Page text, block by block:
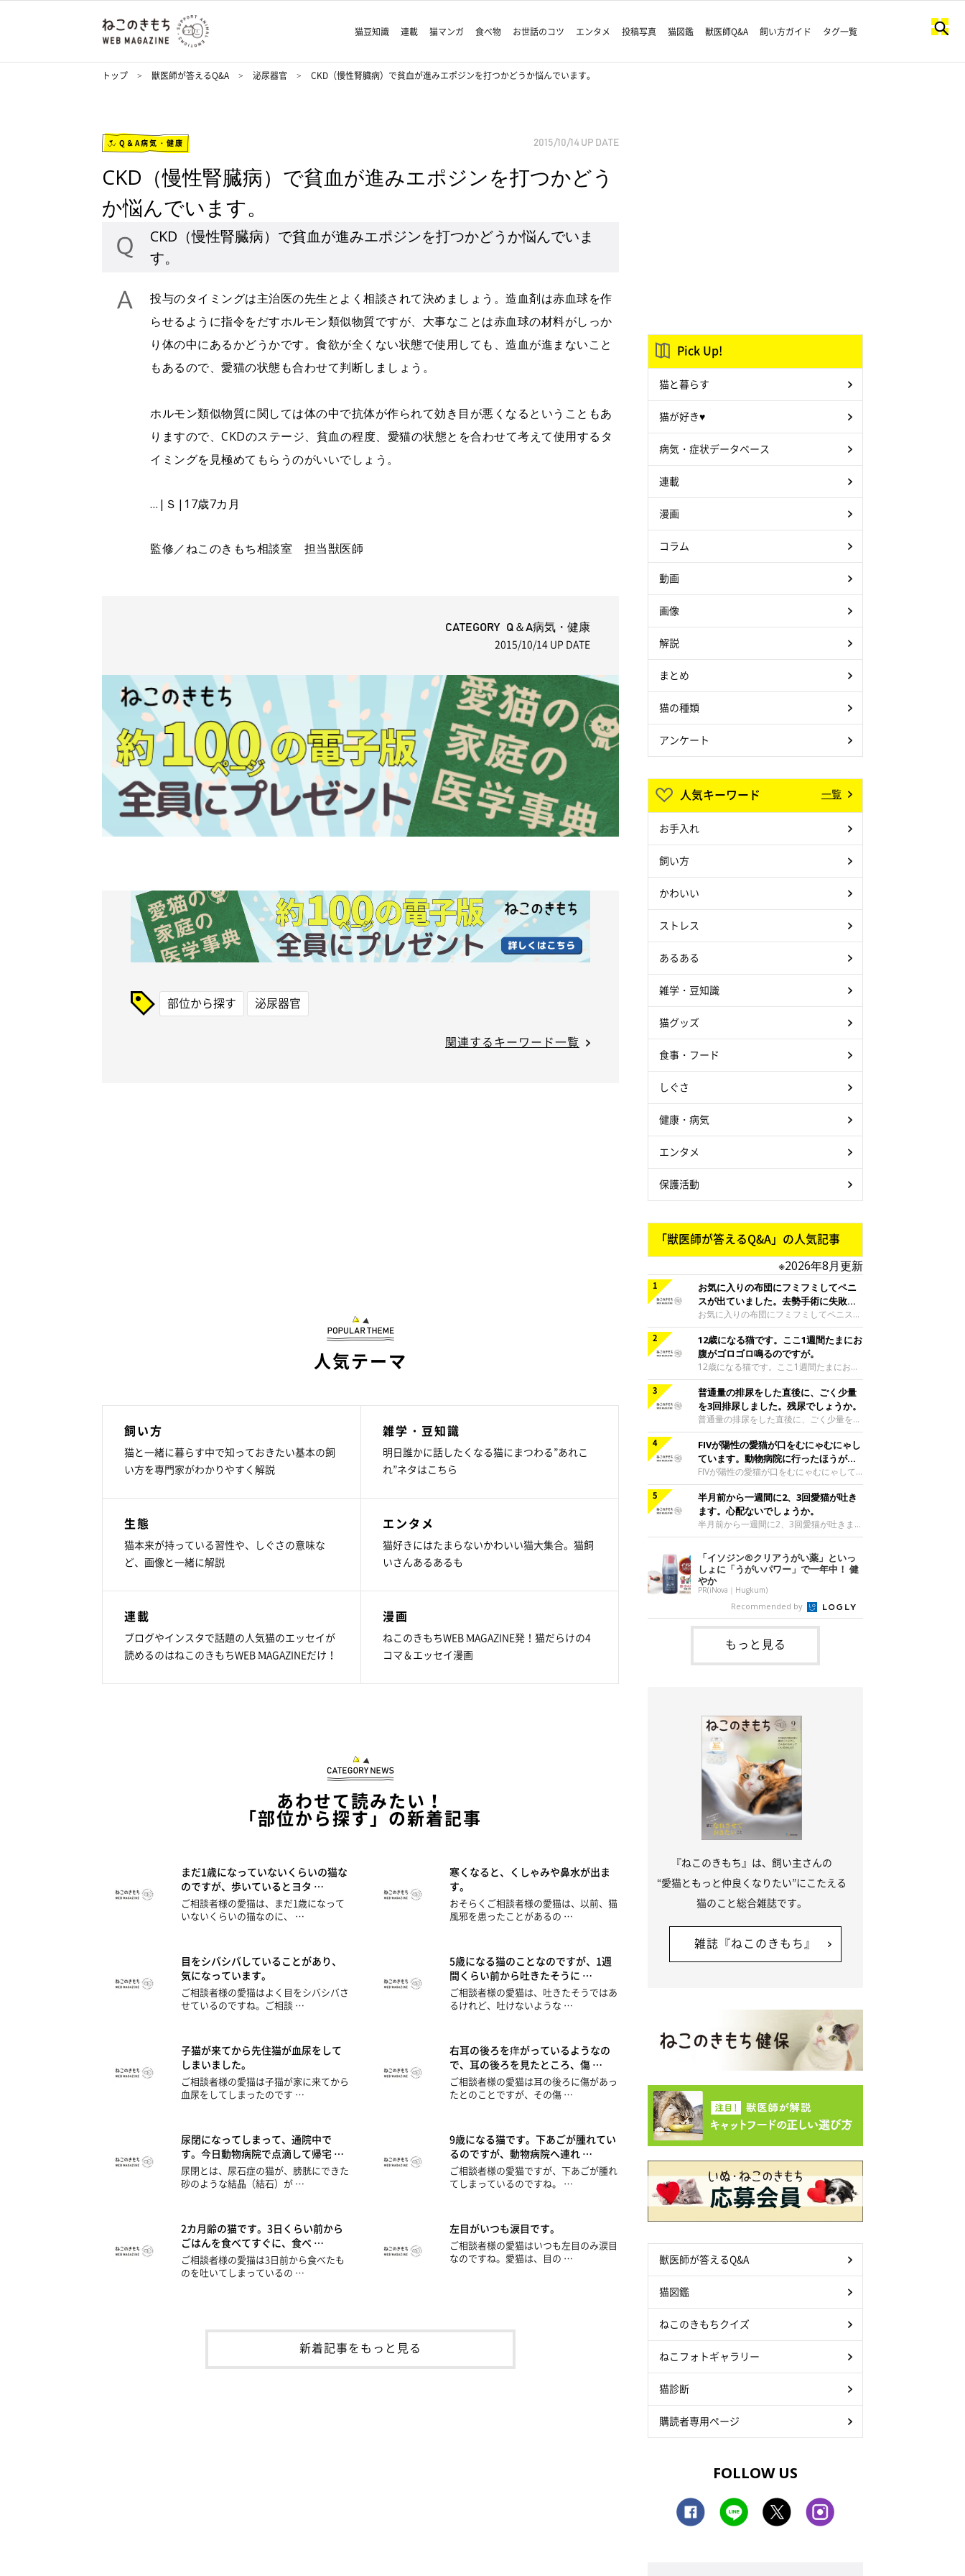
猫豆知識 連載 猫マンガ 食べ物 お世話のコツ エンタメ 投稿写真 猫図鑑 獣医師Q&A 飼い方ガイド タグ一覧
トップ 獣医師が答えるQ&A 泌尿器官 CKD（慢性腎臓病）で貧血が進みエポジンを打つかどうか悩んでいます。
Q＆A病気・健康 2015/10/14 UP DATE
CKD（慢性腎臓病）で貧血が進みエポジンを打つかどう
か悩んでいます。
CKD（慢性腎臓病）で貧血が進みエポジンを打つかどうか悩んでいま
す。
投与のタイミングは主治医の先生とよく相談されて決めましょう。造血剤は赤血球を作
らせるように指令をだすホルモン類似物質ですが、大事なことは赤血球の材料がしっか
り体の中にあるかどうかです。食欲が全くない状態で使用しても、造血が進まないこと
もあるので、愛猫の状態も合わせて判断しましょう。
ホルモン類似物質に関しては体の中で抗体が作られて効き目が悪くなるということもあ
りますので、CKDのステージ、貧血の程度、愛猫の状態とを合わせて考えて使用するタ
イミングを見極めてもらうのがいいでしょう。
…|Ｓ|17歳7カ月
監修／ねこのきもち相談室 担当獣医師
CATEGORY Q＆A病気・健康
2015/10/14 UP DATE
部位から探す 泌尿器官
関連するキーワード一覧
人気テーマ
飼い方
猫と一緒に暮らす中で知っておきたい基本の飼
い方を専門家がわかりやすく解説
雑学・豆知識
明日誰かに話したくなる猫にまつわる”あれこ
れ”ネタはこちら
生態
猫本来が持っている習性や、しぐさの意味な
ど、画像と一緒に解説
エンタメ
猫好きにはたまらないかわいい猫大集合。猫飼
いさんあるあるも
連載
ブログやインスタで話題の人気猫のエッセイが
読めるのはねこのきもちWEB MAGAZINEだけ！
漫画
ねこのきもちWEB MAGAZINE発！猫だらけの4
コマ＆エッセイ漫画
あわせて読みたい！
「部位から探す」の新着記事
まだ1歳になっていないくらいの猫な
のですが、歩いているとヨタ …
ご相談者様の愛猫は、まだ1歳になって
いないくらいの猫なのに、 …
寒くなると、くしゃみや鼻水が出ま
す。
おそらくご相談者様の愛猫は、以前、猫
風邪を患ったことがあるの …
目をシバシバしていることがあり、
気になっています。
ご相談者様の愛猫はよく目をシバシバさ
せているのですね。ご相談 …
5歳になる猫のことなのですが、1週
間くらい前から吐きたそうに …
ご相談者様の愛猫は、吐きたそうではあ
るけれど、吐けないような …
子猫が来てから先住猫が血尿をして
しまいました。
ご相談者様の愛猫は子猫が家に来てから
血尿をしてしまったのです …
右耳の後ろを痒がっているようなの
で、耳の後ろを見たところ、傷 …
ご相談者様の愛猫は耳の後ろに傷があっ
たとのことですが、その傷 …
尿閉になってしまって、通院中で
す。今日動物病院で点滴して帰宅 …
尿閉とは、尿石症の猫が、膀胱にできた
砂のような結晶（結石）が …
9歳になる猫です。下あごが腫れてい
るのですが、動物病院へ連れ …
ご相談者様の愛猫ですが、下あごが腫れ
てしまっているのですね。 …
2カ月齢の猫です。3日くらい前から
ごはんを食べてすぐに、食べ …
ご相談者様の愛猫は3日前から食べたも
のを吐いてしまっているの …
左目がいつも涙目です。
ご相談者様の愛猫はいつも左目のみ涙目
なのですね。愛猫は、目の …
新着記事をもっと見る
Pick Up!
猫と暮らす
猫が好き♥
病気・症状データベース
連載
漫画
コラム
動画
画像
解説
まとめ
猫の種類
アンケート
人気キーワード 一覧
お手入れ
飼い方
かわいい
ストレス
あるある
雑学・豆知識
猫グッズ
食事・フード
しぐさ
健康・病気
エンタメ
保護活動
「獣医師が答えるQ&A」の人気記事
※2026年8月更新
お気に入りの布団にフミフミしてペニ
スが出ていました。去勢手術に失敗し
たのでしょうか。
お気に入りの布団にフミフミしてペニスが
出ていました。去勢手術に失敗したのでし
ょうか。去勢手術は精巣を除去して精子が
できないようにする手術ですので、ペニス
の機能まで制御する手術ではありません。
フミフミするとリラックスしたり気分がよ
くなって、ペニスが出てくることがあるよ
うです。ミックス|Ｃ|1歳3カ月監修／ね
このきもち相談室 担当獣医師
12歳になる猫です。ここ1週間たまにお
腹がゴロゴロ鳴るのですが。
12歳になる猫です。ここ1週間たまにお腹
がゴロゴロ鳴るのですが。ご相談者様の愛
猫のお腹が、ここ1週間ゴロゴロと鳴って
いるのですね。腸は、腸のぜんどう運動と
いう動きにより、胃腸の内容物を肛門のほ
うへと送り出すように動いています。一般
的に、腹鳴はこれらの腸のぜんどう運動が
亢進したときなどに、お腹のガスが動くと
聞こえてくる音です。普段はあまりそうい
った腹鳴が聞こえない猫では、急に腹鳴が
聞こえてくると、その後下痢になってしま
うことがあります。しかし、ご相談者様の
愛猫は、1週間お腹がゴロゴロ鳴っている
ものの、便に
普通量の排尿をした直後に、ごく少量
を3回排尿しました。残尿でしょうか。
普通量の排尿をした直後に、ごく少量を3
回排尿しました。残尿でしょうか。ご相談
者様がおっしゃられているように、ご相談
者様の愛猫は残尿感があって、このように
排尿をしているのだと思われます。膀胱炎
や尿石症などの尿路系の疾患を患っている
可能性が高いです。できるだけ早くかかり
つけの動物病院へ行き、診てもらってくだ
さいね。膀胱炎や尿石症などの尿路系の疾
患が疑われるようなときは、可能であれば
談者様の愛猫は、あまり蓄尿することがで
きない可能性があり、採尿は特に難しいか
も知れません。
FIVが陽性の愛猫が口をむにゃむにゃし
ています。動物病院に行ったほうがい
いですか。
FIVが陽性の愛猫が口をむにゃむにゃして
います。動物病院に行ったほうがいいです
か。口をむにゃむにゃするしぐさは、口の
中に何か違和感を感じているときや吐き気
を感じているときに見られる場合が多いで
す。特にFIV陽性の猫の場合は、口内炎な
どがおこりやすい傾向がありますので、早
めに受診をして必要な治療を受けるほうが
よいでしょう。アメショミックス|♀|9歳7
カ月監修／ねこのきもち相談室 担当獣医
半月前から一週間に2、3回愛猫が吐き
ます。心配ないでしょうか。
半月前から一週間に2、3回愛猫が吐きま
す。心配ないでしょうか。吐く回数が多い
と食道炎や栄養不良といった他の病気を起
こすこともあります。原因を確かめて治療
したり、回数を減らすようにしたほうがよ
いかと思います。食事後すぐに毛玉を吐
く、または未消化物を吐いているのでした
ら、吐く回数を減らすように努めながら様
子を見ていてもよいかと思います。毛玉を
減らすためにはブラッシングをして抜け毛
の手入れをしたり、毛玉を便に排泄させる
フードや毛玉除去剤を利用する方法があり
「イソジン®クリアうがい薬」といっ
しょに「うがいパワー」で一年中！ 健
やか
PR(iNova｜Hugkum)
Recommended by
もっと見る
『ねこのきもち』は、飼い主さんの
“愛猫ともっと仲良くなりたい”にこたえる
猫のこと総合雑誌です。
雑誌『ねこのきもち』
獣医師が答えるQ&A
猫図鑑
ねこのきもちクイズ
ねこフォトギャラリー
猫診断
購読者専用ページ
FOLLOW US